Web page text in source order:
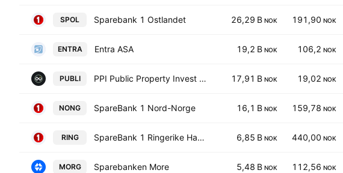
SPOL Sparebank 1 Ostlandet 26,29 B NOK 191,90 NOK
ENTRA Entra ASA 19,2 B NOK 106,2 NOK
PUBLI PPI Public Property Invest AB 17,91 B NOK 19,02 NOK
NONG SpareBank 1 Nord-Norge 16,1 B NOK 159,78 NOK
RING SpareBank 1 Ringerike Hadeland 6,85 B NOK 440,00 NOK
MORG Sparebanken More 5,48 B NOK 112,56 NOK